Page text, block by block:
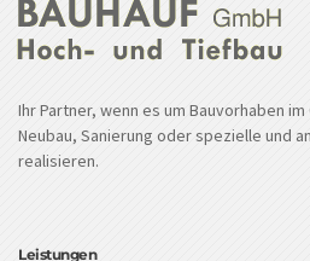
Ihr Partner, wenn es um Bauvorhaben
Neubau, Sanierung oder spezielle und
realisieren.
Leistungen